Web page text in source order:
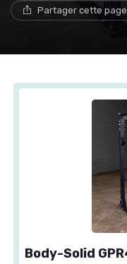
Partager cette page
Body-Solid